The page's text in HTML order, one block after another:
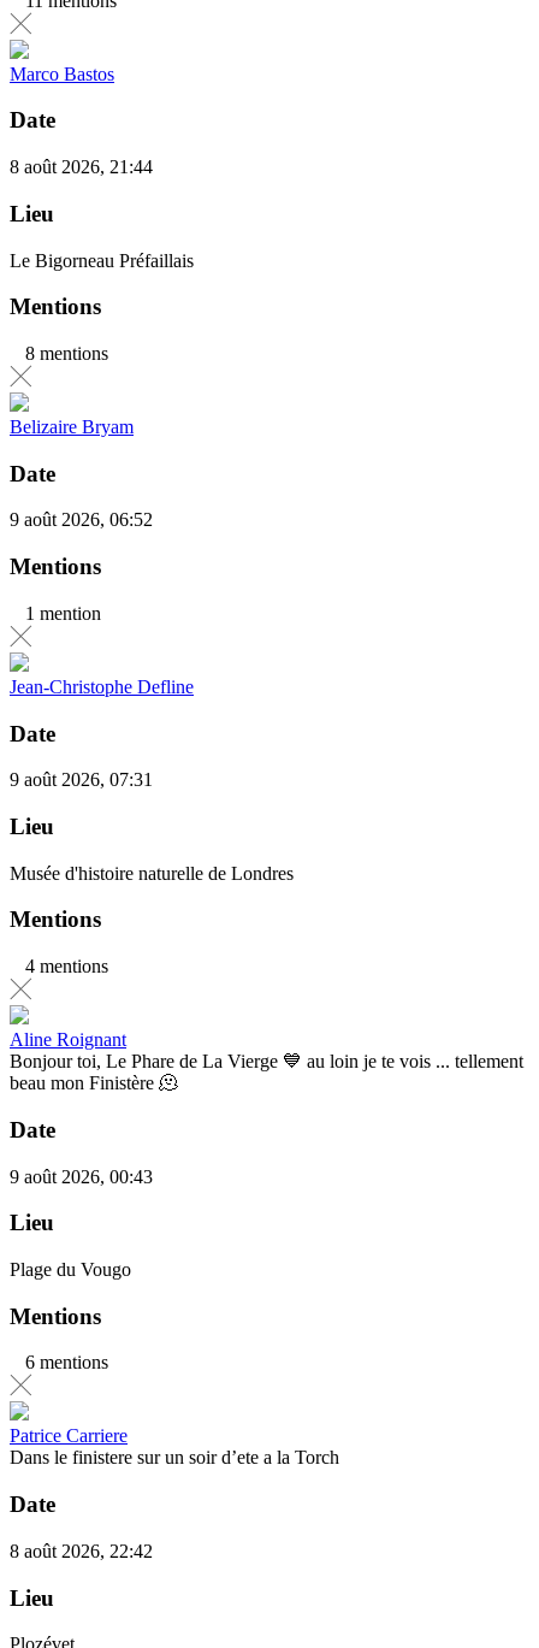
Marco Bastos
Date
8 août 2026, 21:44
Lieu
Le Bigorneau Préfaillais
Mentions
8 mentions
Belizaire Bryam
Date
9 août 2026, 06:52
Mentions
1 mention
Jean-Christophe Defline
Date
9 août 2026, 07:31
Lieu
Musée d'histoire naturelle de Londres
Mentions
4 mentions
Aline Roignant
Bonjour toi, Le Phare de La Vierge 💙 au loin je te vois ... tellement
beau mon Finistère 🫠
Date
9 août 2026, 00:43
Lieu
Plage du Vougo
Mentions
6 mentions
Patrice Carriere
Dans le finistere sur un soir d’ete a la Torch
Date
8 août 2026, 22:42
Lieu